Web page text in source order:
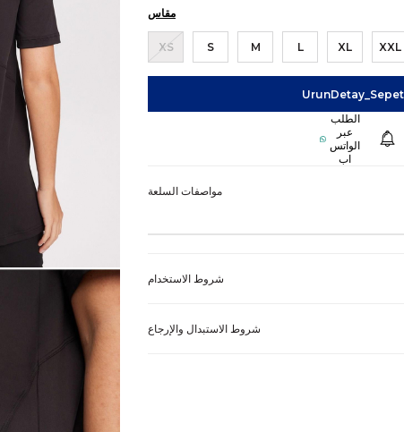
مقاس
XS S M L XL XXL
مواصفات السلعة
شروط الاستخدام
شروط الاستبدال والإرجاع